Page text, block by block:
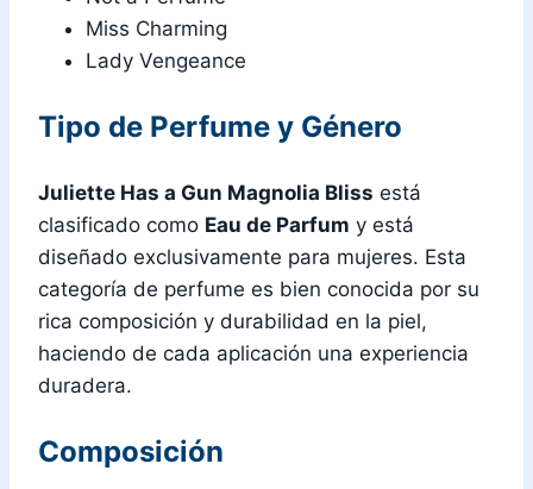
Miss Charming
Lady Vengeance
Tipo de Perfume y Género
Juliette Has a Gun Magnolia Bliss está
clasificado como Eau de Parfum y está
diseñado exclusivamente para mujeres. Esta
categoría de perfume es bien conocida por su
rica composición y durabilidad en la piel,
haciendo de cada aplicación una experiencia
duradera.
Composición